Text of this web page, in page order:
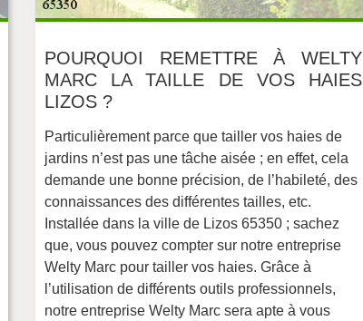
POURQUOI REMETTRE À WELTY
MARC LA TAILLE DE VOS HAIES
LIZOS ?
Particulièrement parce que tailler vos haies de
jardins n’est pas une tâche aisée ; en effet, cela
demande une bonne précision, de l’habileté, des
connaissances des différentes tailles, etc.
Installée dans la ville de Lizos 65350 ; sachez
que, vous pouvez compter sur notre entreprise
Welty Marc pour tailler vos haies. Grâce à
l’utilisation de différents outils professionnels,
notre entreprise Welty Marc sera apte à vous